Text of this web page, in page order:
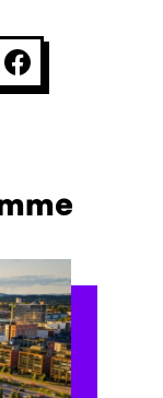
ON LINKEDIN
JAA